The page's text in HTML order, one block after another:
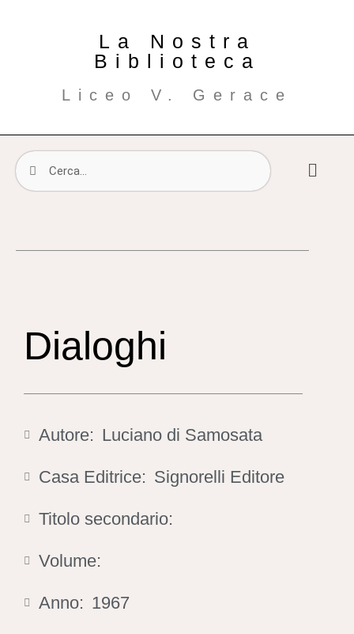
La Nostra
Biblioteca
Liceo V. Gerace
Dialoghi
Autore: Luciano di Samosata
Casa Editrice: Signorelli Editore
Titolo secondario:
Volume:
Anno: 1967